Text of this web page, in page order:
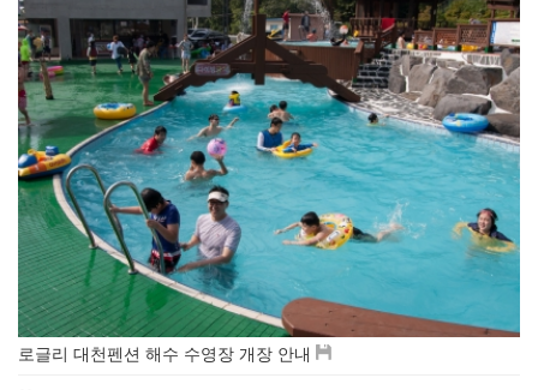
로글리 대천펜션 해수 수영장 개장 안내